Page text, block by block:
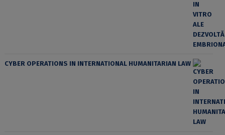
CYBER OPERATIONS IN INTERNATIONAL HUMANITARIAN LAW